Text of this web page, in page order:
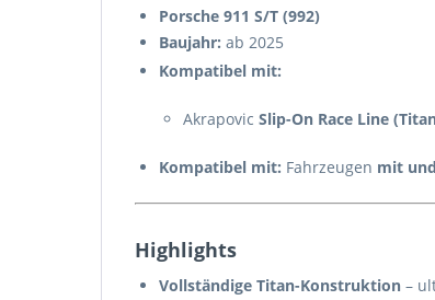
Porsche 911 S/T (992)
Baujahr: ab 2025
Kompatibel mit:
Akrapovic Slip-On Race Line
Kompatibel mit: Fahrzeugen mit
Highlights
Vollständige Titan-Konstruktion –